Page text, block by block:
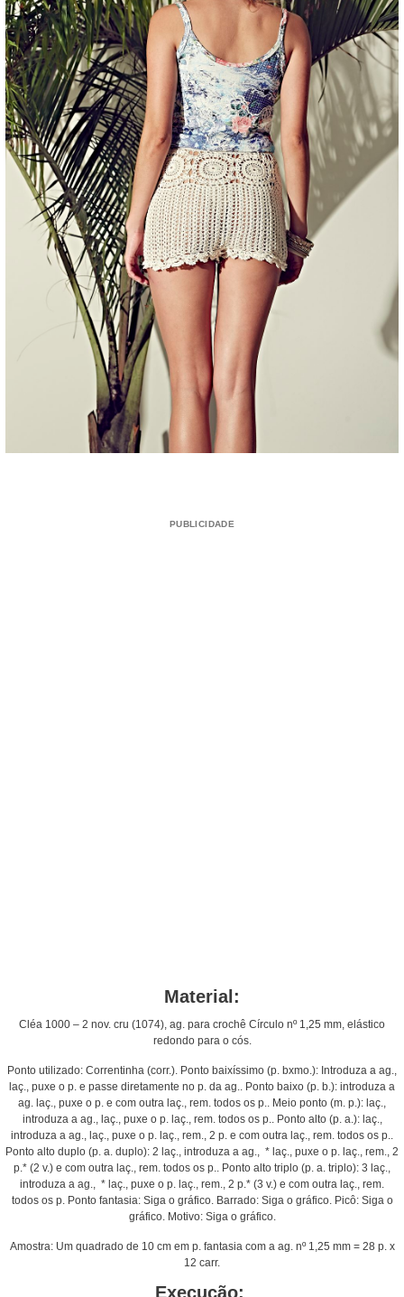
PUBLICIDADE
Material:
Cléa 1000 – 2 nov. cru (1074), ag. para crochê Círculo nº 1,25 mm, elástico
redondo para o cós.
Ponto utilizado: Correntinha (corr.). Ponto baixíssimo (p. bxmo.): Introduza a ag.,
laç., puxe o p. e passe diretamente no p. da ag.. Ponto baixo (p. b.): introduza a
ag. laç., puxe o p. e com outra laç., rem. todos os p.. Meio ponto (m. p.): laç.,
introduza a ag., laç., puxe o p. laç., rem. todos os p.. Ponto alto (p. a.): laç.,
introduza a ag., laç., puxe o p. laç., rem., 2 p. e com outra laç., rem. todos os p..
Ponto alto duplo (p. a. duplo): 2 laç., introduza a ag., * laç., puxe o p. laç., rem., 2
p.* (2 v.) e com outra laç., rem. todos os p.. Ponto alto triplo (p. a. triplo): 3 laç.,
introduza a ag., * laç., puxe o p. laç., rem., 2 p.* (3 v.) e com outra laç., rem.
todos os p. Ponto fantasia: Siga o gráfico. Barrado: Siga o gráfico. Picô: Siga o
gráfico. Motivo: Siga o gráfico.
Amostra: Um quadrado de 10 cm em p. fantasia com a ag. nº 1,25 mm = 28 p. x
12 carr.
Execução: